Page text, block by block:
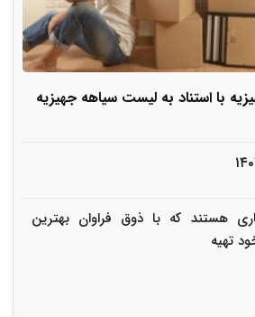
با استناد به لیست سیاهه جهیزیه
هستند که با ذوق فراوان بهترین
تهیه